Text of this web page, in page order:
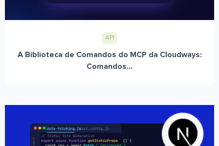
API
A Biblioteca de Comandos do MCP da Cloudways:
Comandos...